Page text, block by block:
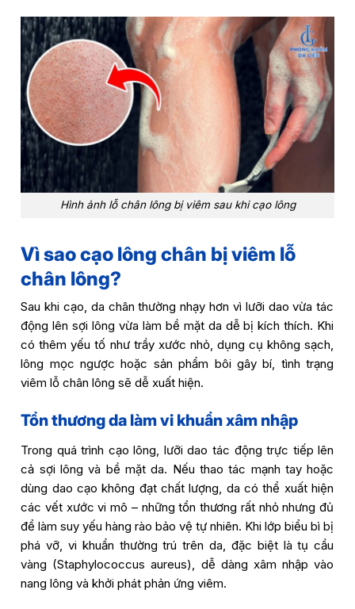
Hình ảnh lỗ chân lông bị viêm sau khi cạo lông
Vì sao cạo lông chân bị viêm lỗ
chân lông?
Sau khi cạo, da chân thường nhạy hơn vì lưỡi dao vừa tác
động lên sợi lông vừa làm bề mặt da dễ bị kích thích. Khi
có thêm yếu tố như trầy xước nhỏ, dụng cụ không sạch,
lông mọc ngược hoặc sản phẩm bôi gây bí, tình trạng
viêm lỗ chân lông sẽ dễ xuất hiện.
Tổn thương da làm vi khuẩn xâm nhập
Trong quá trình cạo lông, lưỡi dao tác động trực tiếp lên
cả sợi lông và bề mặt da. Nếu thao tác mạnh tay hoặc
dùng dao cạo không đạt chất lượng, da có thể xuất hiện
các vết xước vi mô – những tổn thương rất nhỏ nhưng đủ
để làm suy yếu hàng rào bảo vệ tự nhiên. Khi lớp biểu bì bị
phá vỡ, vi khuẩn thường trú trên da, đặc biệt là tụ cầu
vàng (Staphylococcus aureus), dễ dàng xâm nhập vào
nang lông và khởi phát phản ứng viêm.